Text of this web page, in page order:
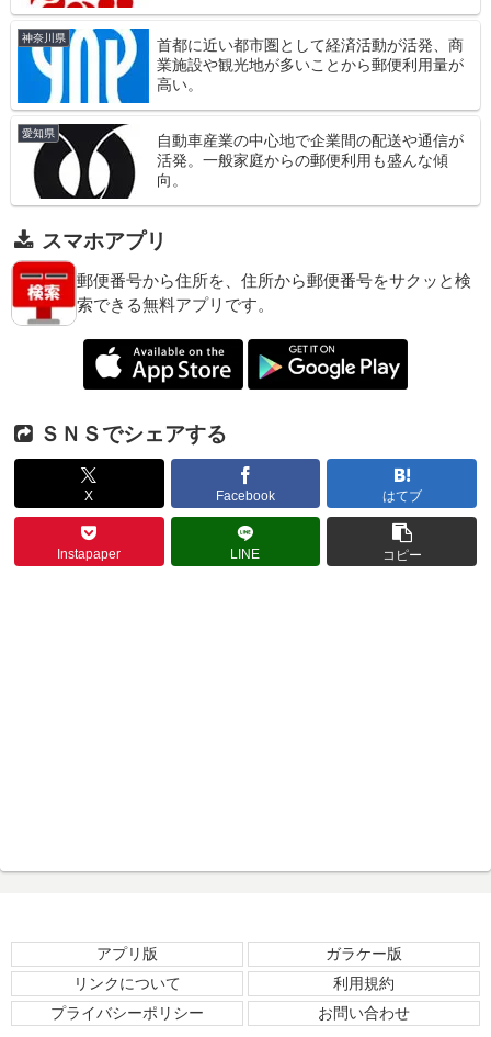
神奈川県
首都に近い都市圏として経済活動が活発、商
業施設や観光地が多いことから郵便利用量が
高い。
愛知県
自動車産業の中心地で企業間の配送や通信が
活発。一般家庭からの郵便利用も盛んな傾
向。
スマホアプリ
郵便番号から住所を、住所から郵便番号をサクッと検
索できる無料アプリです。
ＳＮＳでシェアする
X Facebook はてブ
Instapaper LINE コピー
アプリ版
ガラケー版
リンクについて
利用規約
プライバシーポリシー
お問い合わせ